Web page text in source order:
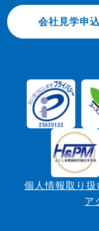
会社見学申
個人情報取り扱
ア